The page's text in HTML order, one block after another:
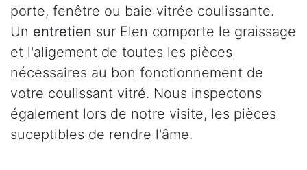
porte, fenêtre ou baie vitrée coulissante.
Un entretien sur Elen comporte le graissage
et l'aligement de toutes les pièces
nécessaires au bon fonctionnement de
votre coulissant vitré. Nous inspectons
également lors de notre visite, les pièces
suceptibles de rendre l'âme.